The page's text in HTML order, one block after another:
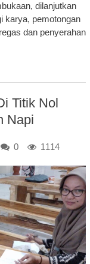
dilanjutkan
karya, pemotongan
dan penyerahan
Titik Nol
Napi
0 1114